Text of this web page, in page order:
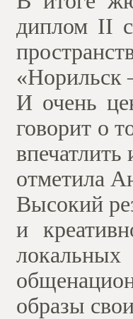
диплом II
«Норильск
И очень
говорит о
отметила
Высокий
и
образы